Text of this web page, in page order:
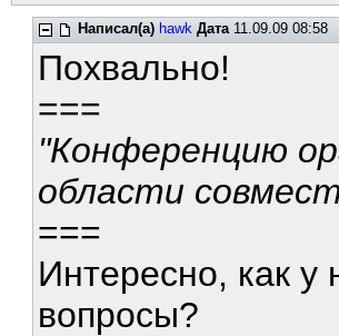
Написал(а) hawk Дата11.09.09 08:58
Похвально!
===
"Конференцию
области
===
Интересно, как у
вопросы?